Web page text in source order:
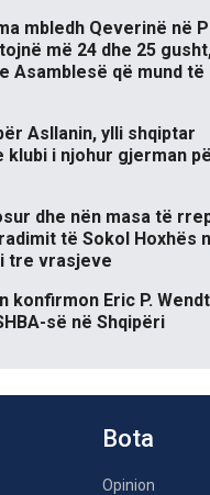
mbledh Qeverinë në
më 24 dhe 25
Asamblesë që mund
Asllanin, ylli shqiptar
i njohur gjerman
dhe nën masa të
të Sokol Hoxhës
tre vrasjeve
konfirmon Eric P.
së në Shqipëri
Bota
Opinion